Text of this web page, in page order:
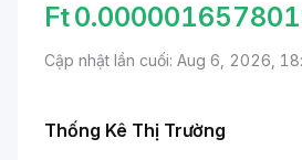
Ft
Cập nhật lần cuối: Aug 6, 2026,
Thống Kê Thị Trường